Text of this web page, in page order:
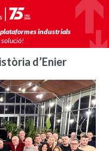
plataformes industrials
d’Enier